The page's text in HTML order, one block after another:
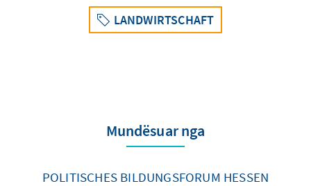
LANDWIRTSCHAFT
Mundësuar nga
POLITISCHES BILDUNGSFORUM HESSEN